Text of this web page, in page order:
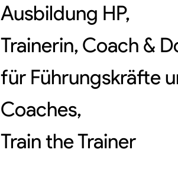
Ausbildung HP,
Trainerin, Coach &
für Führungskräfte
Coaches,
Train the Trainer